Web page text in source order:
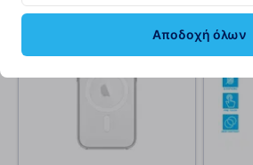
Αποδοχή όλων